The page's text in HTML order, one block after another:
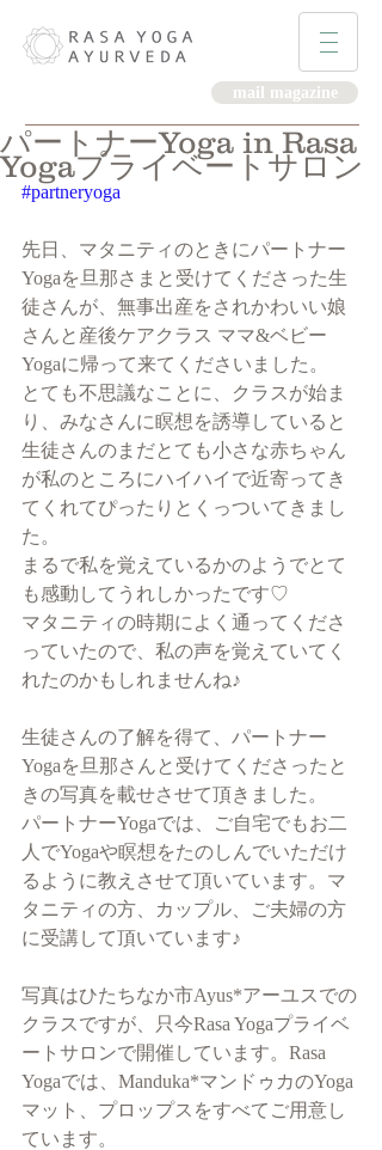
mail magazine
パートナーYoga in Rasa
Yogaプライベートサロン
#partneryoga
先日、マタニティのときにパートナー
Yogaを旦那さまと受けてくださった生
徒さんが、無事出産をされかわいい娘
さんと産後ケアクラス ママ&ベビー
Yogaに帰って来てくださいました。
とても不思議なことに、クラスが始ま
り、みなさんに瞑想を誘導していると
生徒さんのまだとても小さな赤ちゃん
が私のところにハイハイで近寄ってき
てくれてぴったりとくっついてきまし
た。
まるで私を覚えているかのようでとて
も感動してうれしかったです♡
マタニティの時期によく通ってくださ
っていたので、私の声を覚えていてく
れたのかもしれませんね♪
生徒さんの了解を得て、パートナー
Yogaを旦那さんと受けてくださったと
きの写真を載せさせて頂きました。
パートナーYogaでは、ご自宅でもお二
人でYogaや瞑想をたのしんでいただけ
るように教えさせて頂いています。マ
タニティの方、カップル、ご夫婦の方
に受講して頂いています♪
写真はひたちなか市Ayus*アーユスでの
クラスですが、只今Rasa Yogaプライベ
ートサロンで開催しています。Rasa
Yogaでは、Manduka*マンドゥカのYoga
マット、プロップスをすべてご用意し
ています。